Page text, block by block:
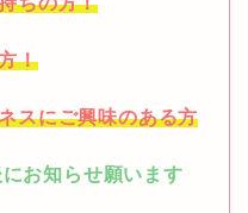
！
スにご興味のある方
お知らせ願います